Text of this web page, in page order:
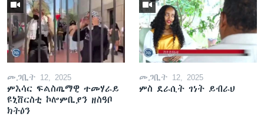
መጋቢት 12, 2025
ምእሳር ፍልስጤማዊ ተመሃራይ
ዩኒቨርስቲ ኮሎምቢያን ዘስዓቦ
ክትዕን
መጋቢት 12, 2025
ምስ ደራሲት ገነት ይብራህ